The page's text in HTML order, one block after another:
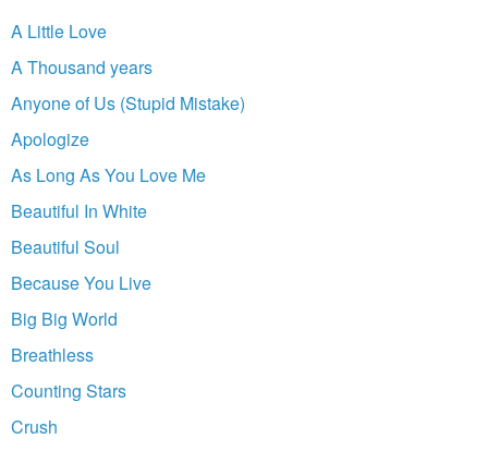
A Little Love
A Thousand years
Anyone of Us (Stupid Mistake)
Apologize
As Long As You Love Me
Beautiful In White
Beautiful Soul
Because You Live
Big Big World
Breathless
Counting Stars
Crush